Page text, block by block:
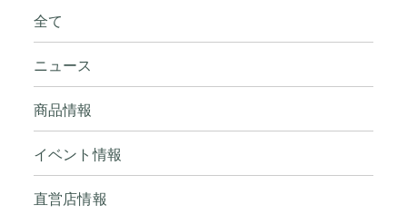
全て
ニュース
商品情報
イベント情報
直営店情報